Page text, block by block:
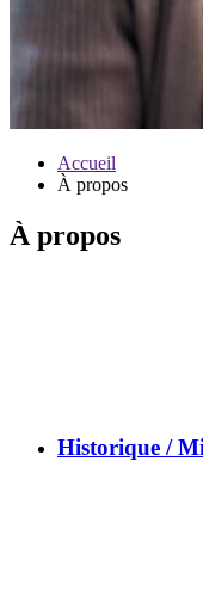
Accueil
À propos
À propos
Historique /